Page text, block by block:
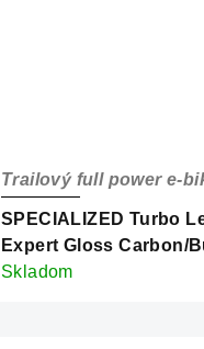
SPECIALIZED Turbo
Expert Gloss Carbon/
Gold Metallic
Trailový full power e-
Skladom